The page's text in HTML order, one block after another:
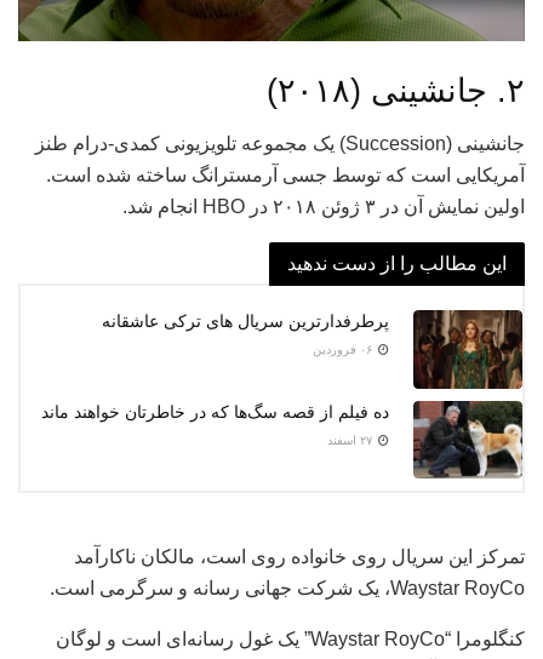
۲. جانشینی (۲۰۱۸)
جانشینی (Succession) یک مجموعه تلویزیونی کمدی-درام طنز
آمریکایی است که توسط جسی آرمسترانگ ساخته شده است.
اولین نمایش آن در ۳ ژوئن ۲۰۱۸ در HBO انجام شد.
این مطالب را از دست ندهید
پرطرفدارترین سریال های ترکی عاشقانه
ده فیلم از قصه سگ‌ها که در خاطرتان خواهند ماند
تمرکز این سریال روی خانواده روی است، مالکان ناکارآمد
Waystar RoyCo، یک شرکت جهانی رسانه و سرگرمی است.
کنگلومرا “Waystar RoyCo” یک غول رسانه‌ای است و لوگان